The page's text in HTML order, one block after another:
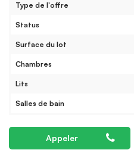
Type de l'offre
Status
Surface du lot
Chambres
Lits
Salles de bain
Appeler